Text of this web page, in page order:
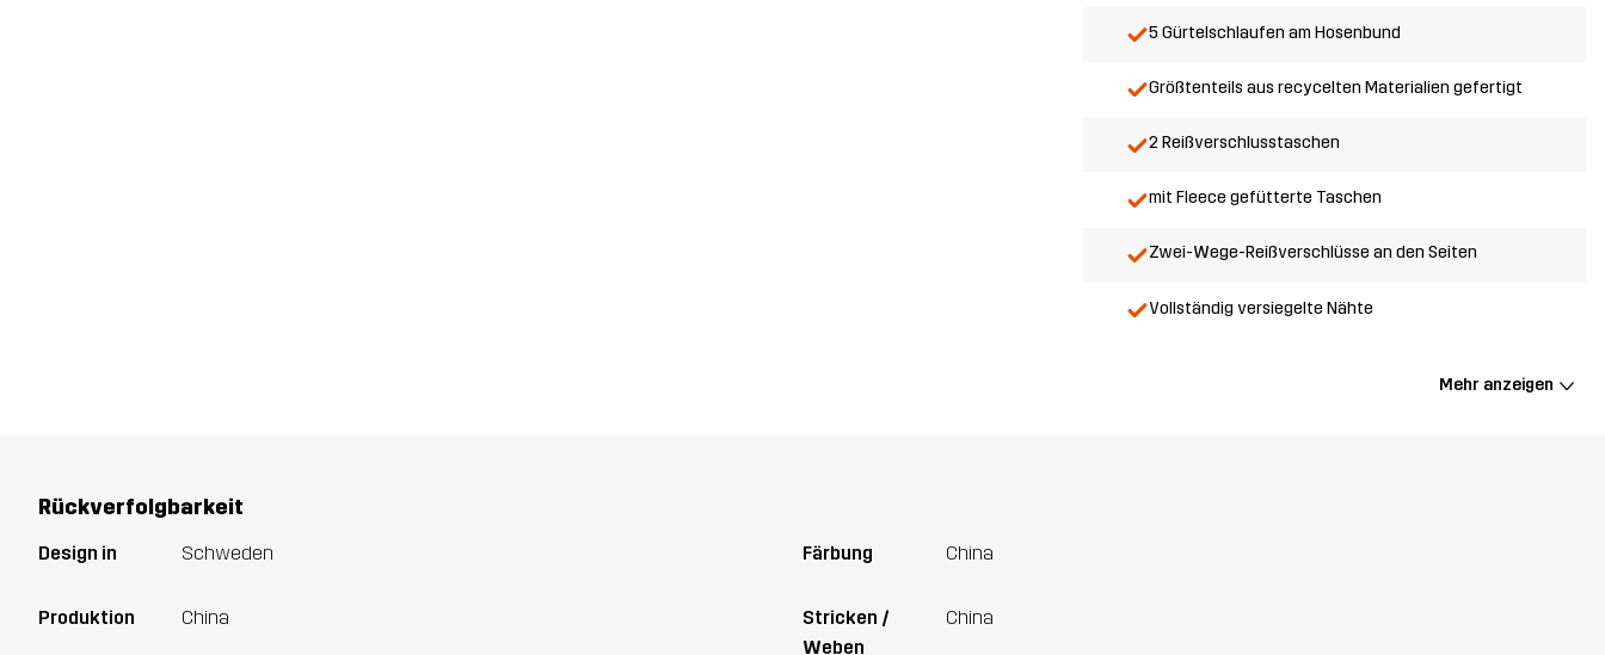
5 Gürtelschlaufen am Hosenbund
Größtenteils aus recycelten Materialien gefertigt
2 Reißverschlusstaschen
mit Fleece gefütterte Taschen
Zwei-Wege-Reißverschlüsse an den Seiten
Vollständig versiegelte Nähte
Mehr anzeigen
Rückverfolgbarkeit
Design in Schweden
Produktion China
Färbung China
Stricken /
Weben
China